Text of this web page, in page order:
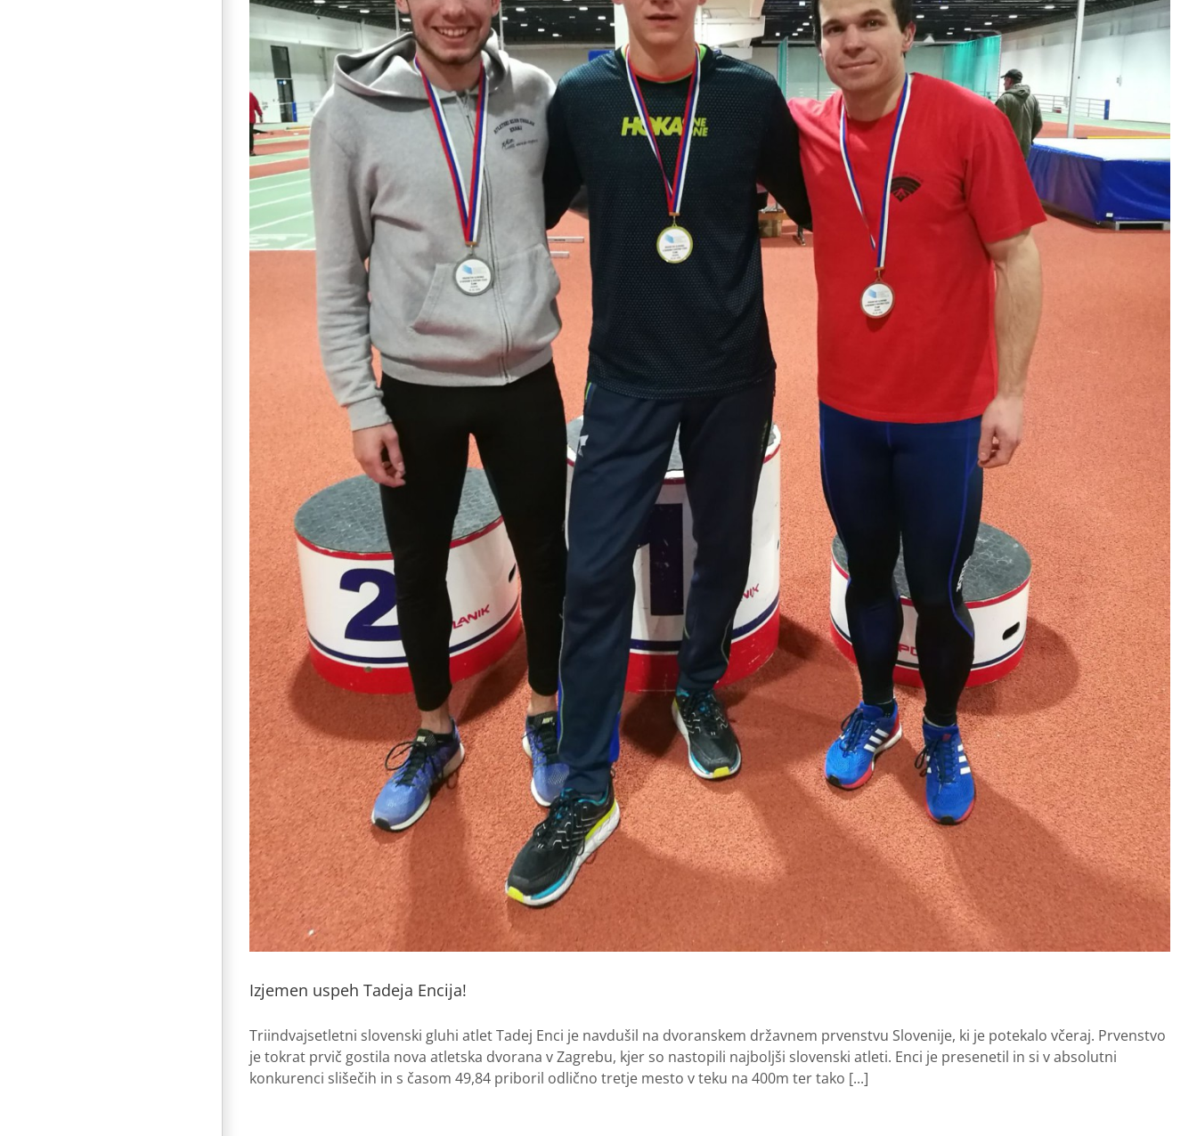
Izjemen uspeh Tadeja Encija!
Triindvajsetletni slovenski gluhi atlet Tadej Enci je navdušil na dvoranskem državnem prvenstvu Slovenije, ki je potekalo včeraj. Prvenstvo
je tokrat prvič gostila nova atletska dvorana v Zagrebu, kjer so nastopili najboljši slovenski atleti. Enci je presenetil in si v absolutni
konkurenci slišečih in s časom 49,84 priboril odlično tretje mesto v teku na 400m ter tako [...]